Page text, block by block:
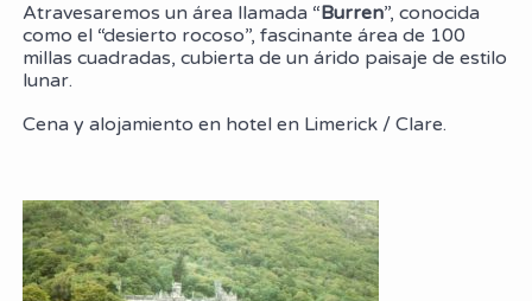
Atravesaremos un área llamada “Burren”, conocida
como el “desierto rocoso”, fascinante área de 100
millas cuadradas, cubierta de un árido paisaje de estilo
lunar.
Cena y alojamiento en hotel en Limerick / Clare.